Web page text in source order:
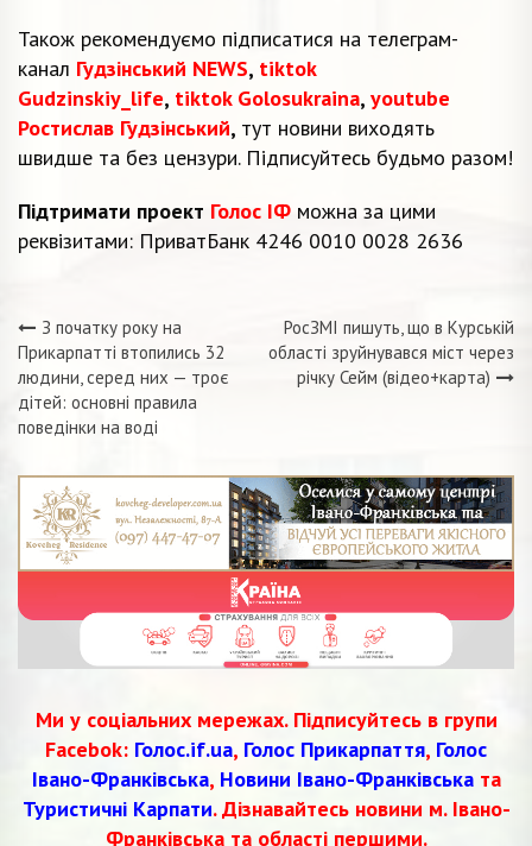
Також рекомендуємо підписатися на телеграм-
канал Гудзінський NEWS, tiktok
Gudzinskiy_life, tiktok Golosukraina, youtube
Ростислав Гудзінський, тут новини виходять
швидше та без цензури. Підписуйтесь будьмо разом!
Підтримати проект Голос ІФ можна за цими
реквізитами: ПриватБанк 4246 0010 0028 2636
Навігація
записів
З початку року на
Прикарпатті втопились 32
людини, серед них — троє
дітей: основні правила
поведінки на воді
РосЗМІ пишуть, що в Курській
області зруйнувався міст через
річку Сейм (відео+карта)
Ми у соціальних мережах. Підписуйтесь в групи
Facebok: Голос.if.ua, Голос Прикарпаття, Голос
Івано-Франківська, Новини Івано-Франківськата
Туристичні Карпати. Дізнавайтесь новини м. Івано-
Франківська та області першими.